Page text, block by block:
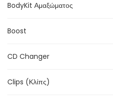
BodyKit Αμαξώματος
Boost
CD Changer
Clips (Κλίπς)